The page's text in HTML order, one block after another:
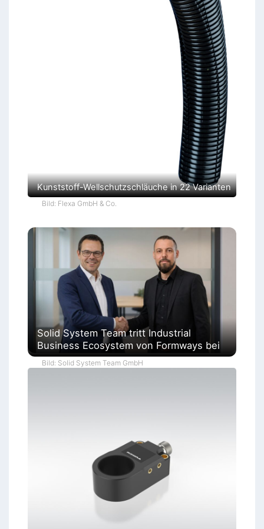
Kunststoff-Wellschutzschläuche in 22 Varianten
Bild: Flexa GmbH & Co.
Solid System Team tritt Industrial
Business Ecosystem von Formways bei
Bild: Solid System Team GmbH